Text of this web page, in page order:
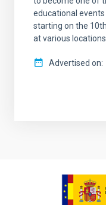
educational
starting on the
at various
Advertised on